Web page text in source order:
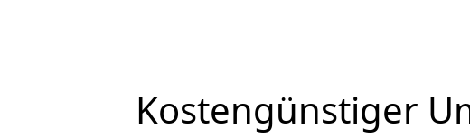
Kostengünstiger